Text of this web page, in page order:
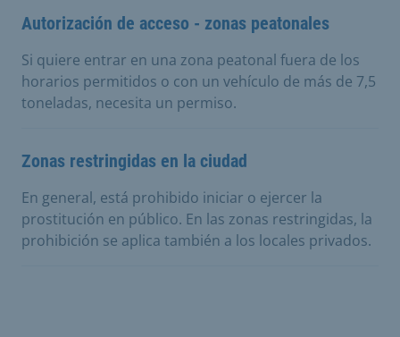
Autorización de acceso - zonas peatonales
Si quiere entrar en una zona peatonal fuera de los
horarios permitidos o con un vehículo de más de 7,5
toneladas, necesita un permiso.
Zonas restringidas en la ciudad
En general, está prohibido iniciar o ejercer la
prostitución en público. En las zonas restringidas, la
prohibición se aplica también a los locales privados.